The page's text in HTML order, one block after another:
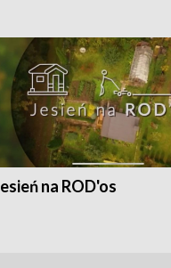
na ROD'os